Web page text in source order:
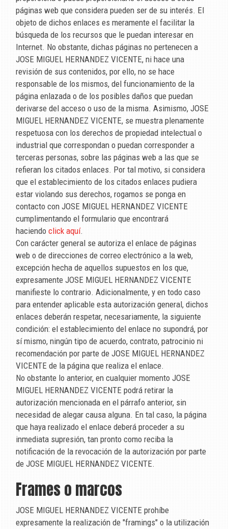
páginas web que considera pueden ser de su interés. El
objeto de dichos enlaces es meramente el facilitar la
búsqueda de los recursos que le puedan interesar en
Internet. No obstante, dichas páginas no pertenecen a
JOSE MIGUEL HERNANDEZ VICENTE, ni hace una
revisión de sus contenidos, por ello, no se hace
responsable de los mismos, del funcionamiento de la
página enlazada o de los posibles daños que puedan
derivarse del acceso o uso de la misma. Asimismo, JOSE
MIGUEL HERNANDEZ VICENTE, se muestra plenamente
respetuosa con los derechos de propiedad intelectual o
industrial que correspondan o puedan corresponder a
terceras personas, sobre las páginas web a las que se
refieran los citados enlaces. Por tal motivo, si considera
que el establecimiento de los citados enlaces pudiera
estar violando sus derechos, rogamos se ponga en
contacto con JOSE MIGUEL HERNANDEZ VICENTE
cumplimentando el formulario que encontrará
haciendo click aquí.
Con carácter general se autoriza el enlace de páginas
web o de direcciones de correo electrónico a la web,
excepción hecha de aquellos supuestos en los que,
expresamente JOSE MIGUEL HERNANDEZ VICENTE
manifieste lo contrario. Adicionalmente, y en todo caso
para entender aplicable esta autorización general, dichos
enlaces deberán respetar, necesariamente, la siguiente
condición: el establecimiento del enlace no supondrá, por
sí mismo, ningún tipo de acuerdo, contrato, patrocinio ni
recomendación por parte de JOSE MIGUEL HERNANDEZ
VICENTE de la página que realiza el enlace.
No obstante lo anterior, en cualquier momento JOSE
MIGUEL HERNANDEZ VICENTE podrá retirar la
autorización mencionada en el párrafo anterior, sin
necesidad de alegar causa alguna. En tal caso, la página
que haya realizado el enlace deberá proceder a su
inmediata supresión, tan pronto como reciba la
notificación de la revocación de la autorización por parte
de JOSE MIGUEL HERNANDEZ VICENTE.
Frames o marcos
JOSE MIGUEL HERNANDEZ VICENTE prohíbe
expresamente la realización de "framings" o la utilización